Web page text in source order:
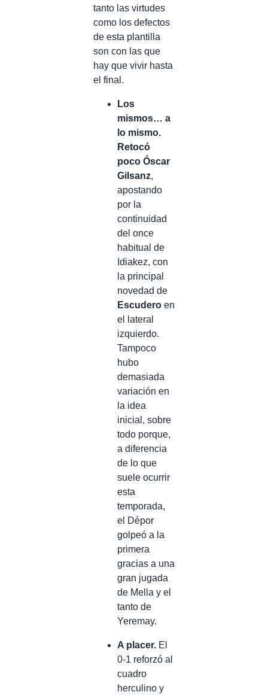
tanto las virtudes
como los defectos
de esta plantilla
son con las que
hay que vivir hasta
el final.
Los
mismos… a
lo mismo.
Retocó
poco Óscar
Gilsanz,
apostando
por la
continuidad
del once
habitual de
Idiakez, con
la principal
novedad de
Escudero en
el lateral
izquierdo.
Tampoco
hubo
demasiada
variación en
la idea
inicial, sobre
todo porque,
a diferencia
de lo que
suele ocurrir
esta
temporada,
el Dépor
golpeó a la
primera
gracias a una
gran jugada
de Mella y el
tanto de
Yeremay.
A placer. El
0-1 reforzó al
cuadro
herculino y